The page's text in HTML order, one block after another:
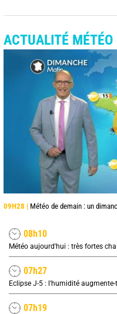
ACTUALITÉ MÉTÉO
09H28 | Météo de demain : un
08h10
07h27
07h19